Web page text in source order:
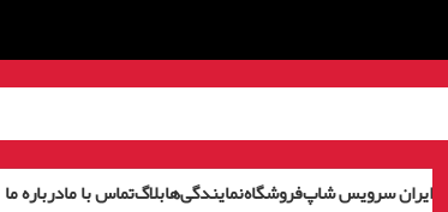
ایران سرویس شاپفروشگاهنمایندگی‌هابلاگتماس با مادرباره ما